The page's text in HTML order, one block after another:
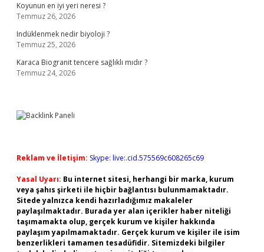
Koyunun en iyi yeri neresi ?
Temmuz 26, 2026
Indüklenmek nedir biyoloji ?
Temmuz 25, 2026
Karaca Biogranit tencere sağlıklı mıdır ?
Temmuz 24, 2026
Reklam ve İletişim: Skype: live:.cid.575569c608265c69
Yasal Uyarı: Bu internet sitesi, herhangi bir marka, kurum
veya şahıs şirketi ile hiçbir bağlantısı bulunmamaktadır.
Sitede yalnızca kendi hazırladığımız makaleler
paylaşılmaktadır. Burada yer alan içerikler haber niteliği
taşımamakta olup, gerçek kurum ve kişiler hakkında
paylaşım yapılmamaktadır. Gerçek kurum ve kişiler ile isim
benzerlikleri tamamen tesadüfidir. Sitemizdeki bilgiler